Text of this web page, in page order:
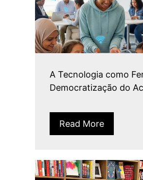
A Tecnologia como
Democratização do
Read More